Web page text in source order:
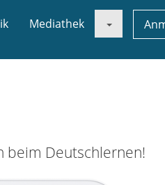
Mediathek
beim Deutschlernen!